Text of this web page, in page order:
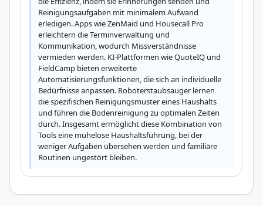
Reinigungsaufgaben mit minimalem Aufwand
erledigen. Apps wie ZenMaid und Housecall Pro
erleichtern die Terminverwaltung und
Kommunikation, wodurch Missverständnisse
vermieden werden. KI-Plattformen wie QuoteIQ und
FieldCamp bieten erweiterte
Automatisierungsfunktionen, die sich an individuelle
Bedürfnisse anpassen. Roboterstaubsauger lernen
die spezifischen Reinigungsmuster eines Haushalts
und führen die Bodenreinigung zu optimalen Zeiten
durch. Insgesamt ermöglicht diese Kombination von
Tools eine mühelose Haushaltsführung, bei der
weniger Aufgaben übersehen werden und familiäre
Routinen ungestört bleiben.